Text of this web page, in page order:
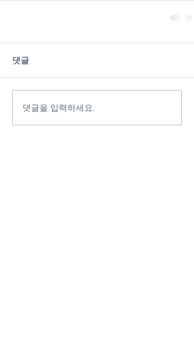
댓글
댓글을 입력하세요.